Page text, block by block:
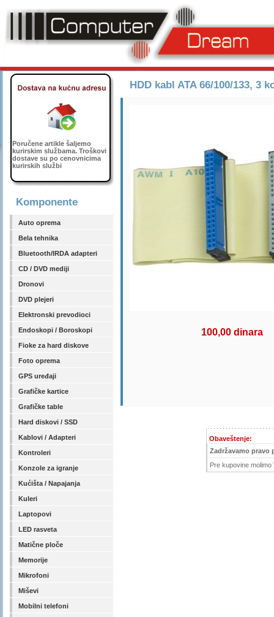
Poručene artikle šaljemo
kurirskim službama. Troškovi
dostave su po cenovnicima
kurirskih službi
Komponente
Auto oprema
Bela tehnika
Bluetooth/IRDA adapteri
CD / DVD mediji
Dronovi
DVD plejeri
Elektronski prevodioci
Endoskopi / Boroskopi
Fioke za hard diskove
Foto oprema
GPS uređaji
Grafičke kartice
Grafičke table
Hard diskovi / SSD
Kablovi / Adapteri
Kontroleri
Konzole za igranje
Kućišta / Napajanja
Kuleri
Laptopovi
LED rasveta
Matične ploče
Memorije
Mikrofoni
Miševi
Mobilni telefoni
HDD kabl ATA 66/100/133, 3
100,00 dinara
Obaveštenje:
Zadržavamo pravo
Pre kupovine